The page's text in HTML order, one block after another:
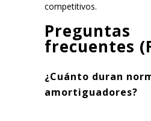
competitivos.
Preguntas
frecuentes
¿Cuánto duran
amortiguadores?